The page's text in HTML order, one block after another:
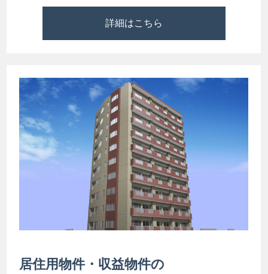
詳細はこちら
居住用物件・収益物件の